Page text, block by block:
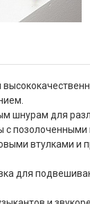
шнурам для
позолоченными
втулками и
для